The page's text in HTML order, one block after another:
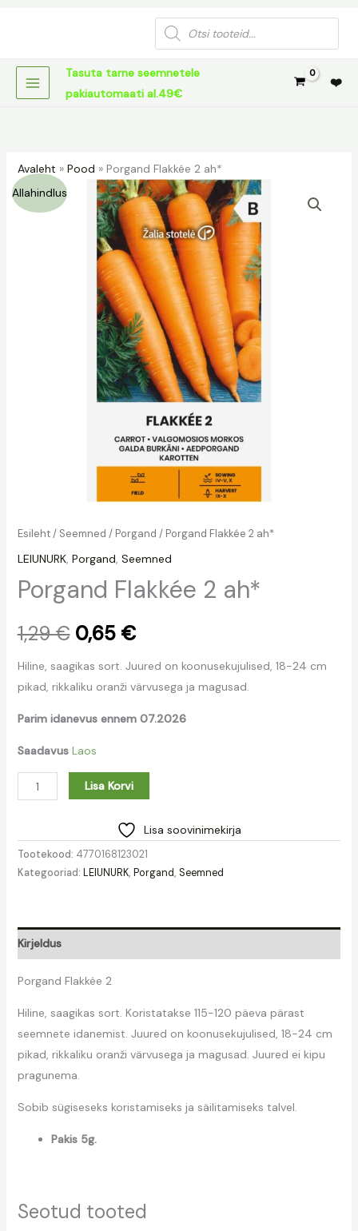
Products
search
Tasuta tarne seemnetele
pakiautomaati al.49€
❤️
Avaleht » Pood » Porgand Flakkée 2 ah*
Allahindlus
Esileht/ Seemned / Porgand / Porgand Flakkée 2 ah*
LEIUNURK, Porgand, Seemned
Porgand Flakkée 2 ah*
1,29€
Algne
hind
oli:
1,29 €.
0,65 €
Praegune
hind
on:
0,65 €.
Hiline, saagikas sort. Juured on koonusekujulised, 18-24 cm
pikad, rikkaliku oranži värvusega ja magusad.
Parim idanevus ennem 07.2026
Saadavus Laos
Porgand
Flakkée
Lisa Korvi
Lisa soovinimekirja
Tootekood: 4770168123021
Kategooriad: LEIUNURK, Porgand, Seemned
Kirjeldus
Porgand Flakkée 2
Hiline, saagikas sort. Koristatakse 115-120 päeva pärast
seemnete idanemist. Juured on koonusekujulised, 18-24 cm
pikad, rikkaliku oranži värvusega ja magusad. Juured ei kipu
pragunema.
Sobib sügiseseks koristamiseks ja säilitamiseks talvel.
Pakis 5g.
Seotud tooted